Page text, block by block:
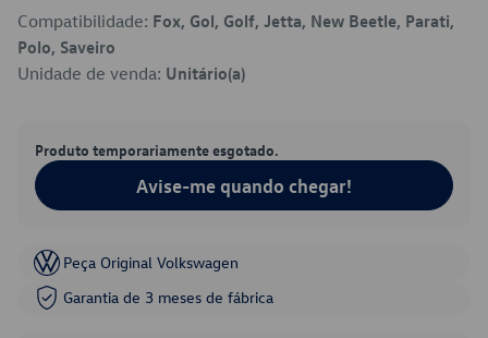
Compatibilidade: Fox, Gol, Golf, Jetta, New Beetle, Parati,
Polo, Saveiro
Unidade de venda: Unitário(a)
Produto temporariamente esgotado.
Avise-me quando chegar!
Peça Original Volkswagen
Garantia de 3 meses de fábrica